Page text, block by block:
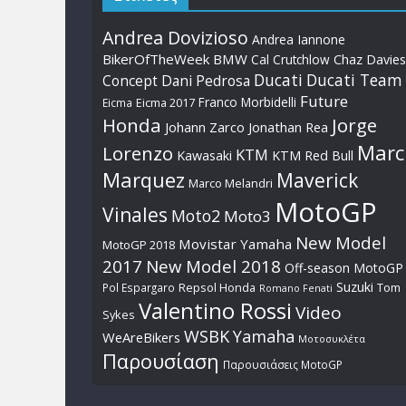
Andrea Dovizioso Andrea Iannone
BikerOfTheWeek BMW Cal Crutchlow Chaz Davies
Concept Dani Pedrosa Ducati Ducati Team
Eicma Eicma 2017 Franco Morbidelli Future
Honda Johann Zarco Jonathan Rea Jorge
Lorenzo Kawasaki KTM KTM Red Bull Marc
Marquez Marco Melandri Maverick
Vinales Moto2 Moto3 MotoGP
MotoGP 2018 Movistar Yamaha New Model
2017 New Model 2018 Off-season MotoGP
Pol Espargaro Repsol Honda Romano Fenati Suzuki Tom
Sykes Valentino Rossi Video
WeAreBikers WSBKYamaha Μοτοσυκλέτα
Παρουσίαση Παρουσιάσεις MotoGP